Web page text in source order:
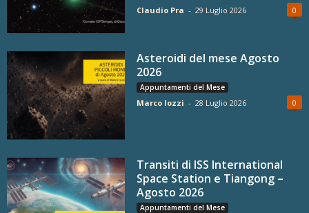
Claudio Pra - 29 Luglio 2026 0
Asteroidi del mese Agosto
2026
Appuntamenti del Mese
Marco Iozzi - 28 Luglio 2026 0
Transiti di ISS International
Space Station e Tiangong –
Agosto 2026
Appuntamenti del Mese